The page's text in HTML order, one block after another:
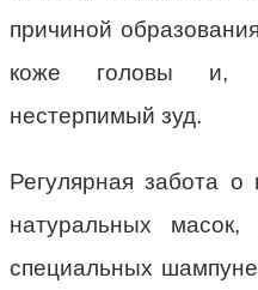
причиной
коже головы и,
нестерпимый зуд.
Регулярная забота
натуральных
специальных